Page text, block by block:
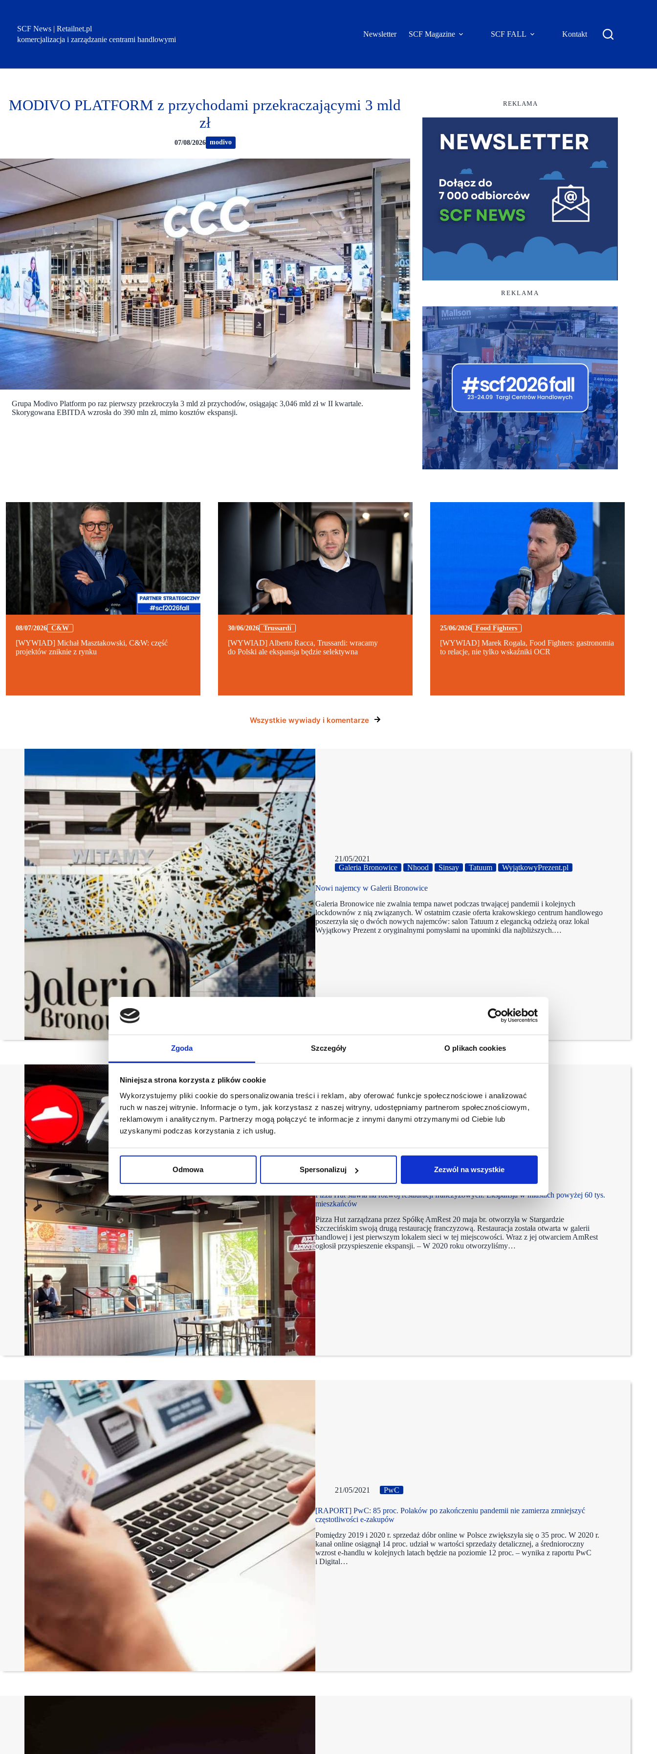
Zgoda Szczegóły O plikach cookies
Niniejsza strona korzysta z plików cookie
Wykorzystujemy pliki cookie do spersonalizowania treści i reklam, aby oferować funkcje społecznościowe i analizować
ruch w naszej witrynie. Informacje o tym, jak korzystasz z naszej witryny, udostępniamy partnerom społecznościowym,
reklamowym i analitycznym. Partnerzy mogą połączyć te informacje z innymi danymi otrzymanymi od Ciebie lub
uzyskanymi podczas korzystania z ich usług.
Odmowa Spersonalizuj Zezwól na wszystkie
SCF News | Retailnet.pl
komercjalizacja i zarządzanie centrami handlowymi
Newsletter SCF Magazine SCF FALL Kontakt
MODIVO PLATFORM z przychodami przekraczającymi 3 mld
zł
07/08/2026 modivo
Grupa Modivo Platform po raz pierwszy przekroczyła 3 mld zł przychodów, osiągając 3,046 mld zł w II kwartale.
Skorygowana EBITDA wzrosła do 390 mln zł, mimo kosztów ekspansji.
REKLAMA
REKLAMA
08/07/2026 C&W
[WYWIAD] Michał Masztakowski, C&W: część
projektów zniknie z rynku
30/06/2026 Trussardi
[WYWIAD] Alberto Racca, Trussardi: wracamy
do Polski ale ekspansja będzie selektywna
25/06/2026 Food Fighters
[WYWIAD] Marek Rogala, Food Fighters: gastronomia
to relacje, nie tylko wskaźniki OCR
Wszystkie wywiady i komentarze
21/05/2021
Galeria Bronowice
Nhood Sinsay Tatuum WyjątkowyPrezent.pl
Nowi najemcy w Galerii Bronowice
Galeria Bronowice nie zwalnia tempa nawet podczas trwającej pandemii i kolejnych
lockdownów z nią związanych. W ostatnim czasie oferta krakowskiego centrum handlowego
poszerzyła się o dwóch nowych najemców: salon Tatuum z elegancką odzieżą oraz lokal
Wyjątkowy Prezent z oryginalnymi pomysłami na upominki dla najbliższych.…
21/05/2021
Pizza Hut stawia na rozwój restauracji franczyzowych. Ekspansja w miastach powyżej 60 tys.
mieszkańców
Pizza Hut zarządzana przez Spółkę AmRest 20 maja br. otworzyła w Stargardzie
Szczecińskim swoją drugą restaurację franczyzową. Restauracja została otwarta w galerii
handlowej i jest pierwszym lokalem sieci w tej miejscowości. Wraz z jej otwarciem AmRest
ogłosił przyspieszenie ekspansji. – W 2020 roku otworzyliśmy…
21/05/2021 PwC
[RAPORT] PwC: 85 proc. Polaków po zakończeniu pandemii nie zamierza zmniejszyć
częstotliwości e-zakupów
Pomiędzy 2019 i 2020 r. sprzedaż dóbr online w Polsce zwiększyła się o 35 proc. W 2020 r.
kanał online osiągnął 14 proc. udział w wartości sprzedaży detalicznej, a średnioroczny
wzrost e-handlu w kolejnych latach będzie na poziomie 12 proc. – wynika z raportu PwC
i Digital…